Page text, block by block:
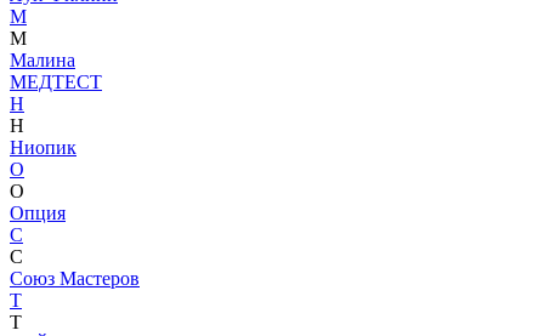
М
М
Малина
МЕДТЕСТ
Н
Н
Ниопик
О
О
Опция
С
С
Союз Мастеров
Т
Т